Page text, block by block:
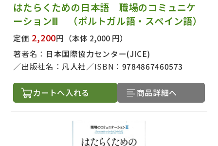
はたらくための日本語 職場のコミュニケ
ーションⅢ （ポルトガル語・スペイン語）
定価 2,200円 （本体 2,000 円）
著者名： 日本国際協力センター(JICE)
出版社名： 凡人社 ISBN： 9784867460573
カートへ入れる 商品詳細へ